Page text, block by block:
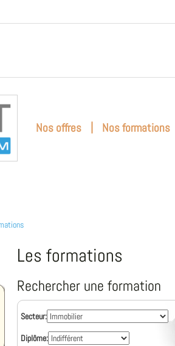
Nos offres | Nos formations
Les formations
Rechercher une formation
Secteur:
Diplôme: